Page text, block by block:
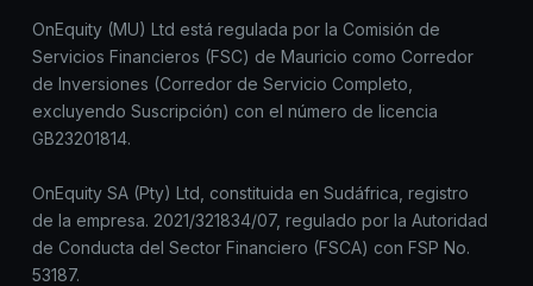
OnEquity (MU) Ltd está regulada por la Comisión de
Servicios Financieros (FSC) de Mauricio como Corredor
de Inversiones (Corredor de Servicio Completo,
excluyendo Suscripción) con el número de licencia
GB23201814.
OnEquity SA (Pty) Ltd, constituida en Sudáfrica, registro
de la empresa. 2021/321834/07, regulado por la Autoridad
de Conducta del Sector Financiero (FSCA) con FSP No.
53187.